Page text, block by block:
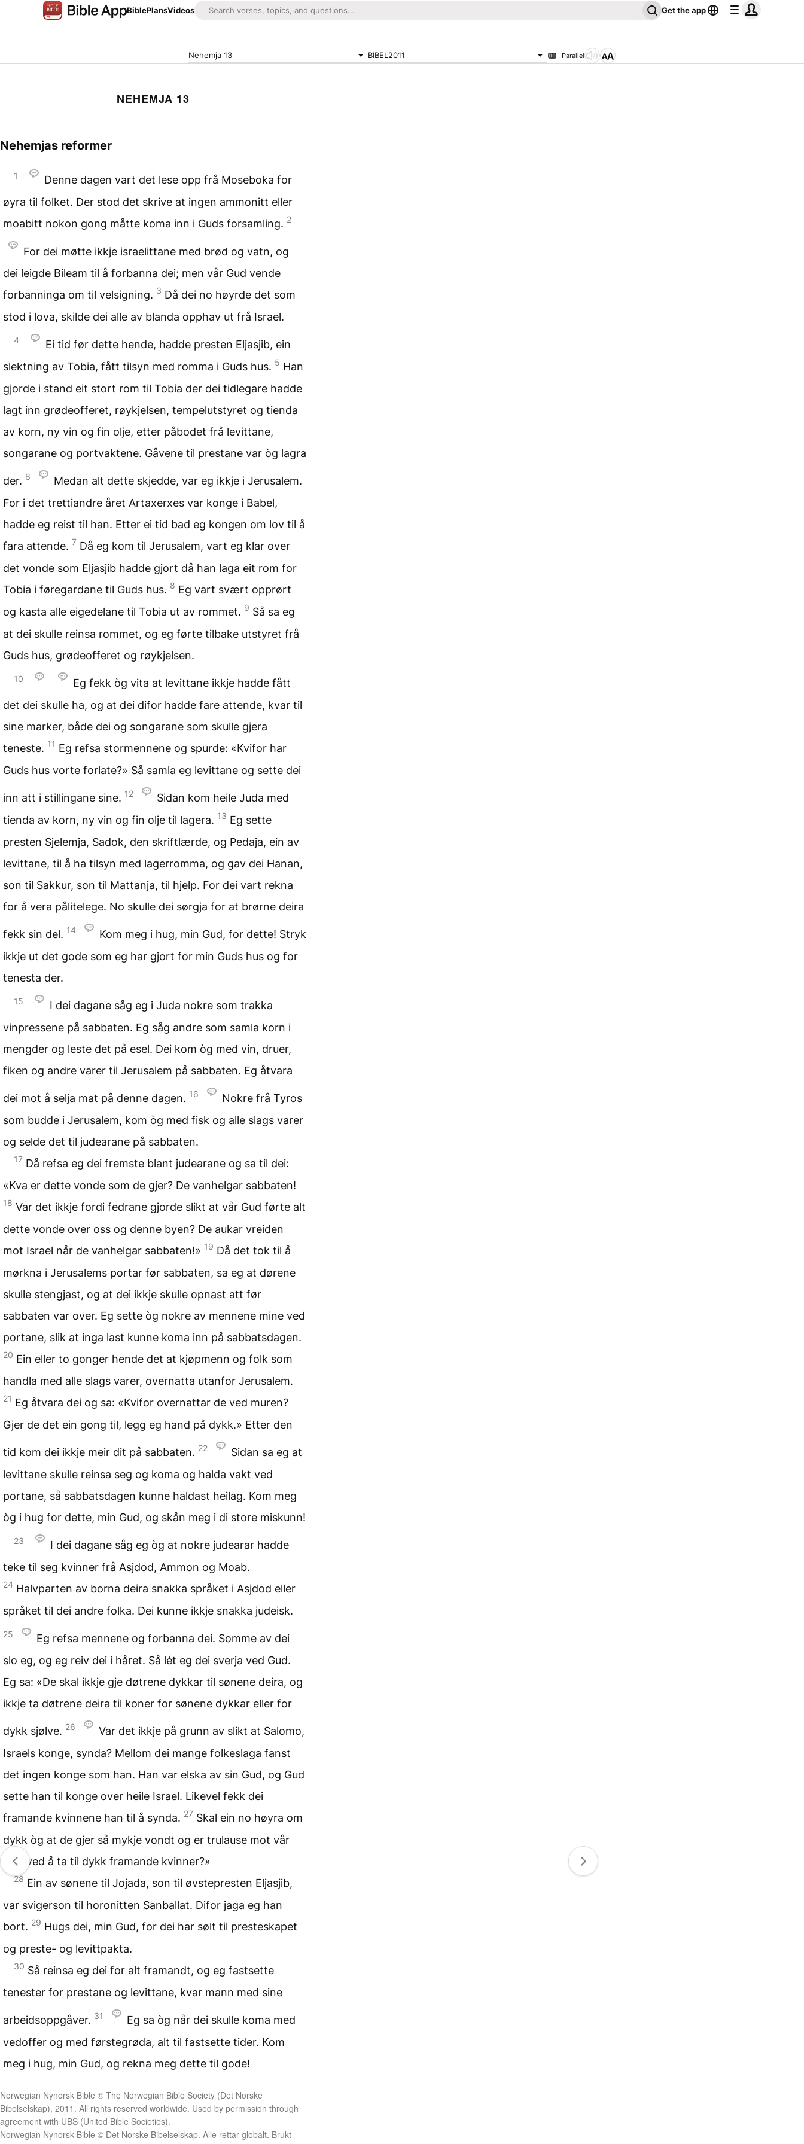
BiblePlansVideos Get the app
Nehemja 13 BIBEL2011 Parallel
NEHEMJA 13
Nehemjas reformer
1
Denne dagen vart det lese opp frå Moseboka for
øyra til folket. Der stod det skrive at ingen ammonitt eller
moabitt nokon gong måtte koma inn i Guds forsamling. 2
For dei møtte ikkje israelittane med brød og vatn, og
dei leigde Bileam til å forbanna dei; men vår Gud vende
forbanninga om til velsigning. 3 Då dei no høyrde det som
stod i lova, skilde dei alle av blanda opphav ut frå Israel.
4
Ei tid før dette hende, hadde presten Eljasjib, ein
slektning av Tobia, fått tilsyn med romma i Guds hus. 5 Han
gjorde i stand eit stort rom til Tobia der dei tidlegare hadde
lagt inn grødeofferet, røykjelsen, tempelutstyret og tienda
av korn, ny vin og fin olje, etter påbodet frå levittane,
songarane og portvaktene. Gåvene til prestane var òg lagra
der. 6
Medan alt dette skjedde, var eg ikkje i Jerusalem.
For i det trettiandre året Artaxerxes var konge i Babel,
hadde eg reist til han. Etter ei tid bad eg kongen om lov til å
fara attende. 7 Då eg kom til Jerusalem, vart eg klar over
det vonde som Eljasjib hadde gjort då han laga eit rom for
Tobia i føregardane til Guds hus. 8 Eg vart svært opprørt
og kasta alle eigedelane til Tobia ut av rommet. 9 Så sa eg
at dei skulle reinsa rommet, og eg førte tilbake utstyret frå
Guds hus, grødeofferet og røykjelsen.
10
Eg fekk òg vita at levittane ikkje hadde fått
det dei skulle ha, og at dei difor hadde fare attende, kvar til
sine marker, både dei og songarane som skulle gjera
teneste. 11 Eg refsa stormennene og spurde: «Kvifor har
Guds hus vorte forlate?» Så samla eg levittane og sette dei
inn att i stillingane sine. 12
Sidan kom heile Juda med
tienda av korn, ny vin og fin olje til lagera. 13 Eg sette
presten Sjelemja, Sadok, den skriftlærde, og Pedaja, ein av
levittane, til å ha tilsyn med lagerromma, og gav dei Hanan,
son til Sakkur, son til Mattanja, til hjelp. For dei vart rekna
for å vera pålitelege. No skulle dei sørgja for at brørne deira
fekk sin del. 14
Kom meg i hug, min Gud, for dette! Stryk
ikkje ut det gode som eg har gjort for min Guds hus og for
tenesta der.
15
I dei dagane såg eg i Juda nokre som trakka
vinpressene på sabbaten. Eg såg andre som samla korn i
mengder og leste det på esel. Dei kom òg med vin, druer,
fiken og andre varer til Jerusalem på sabbaten. Eg åtvara
dei mot å selja mat på denne dagen. 16
Nokre frå Tyros
som budde i Jerusalem, kom òg med fisk og alle slags varer
og selde det til judearane på sabbaten.
17 Då refsa eg dei fremste blant judearane og sa til dei:
«Kva er dette vonde som de gjer? De vanhelgar sabbaten!
18 Var det ikkje fordi fedrane gjorde slikt at vår Gud førte alt
dette vonde over oss og denne byen? De aukar vreiden
mot Israel når de vanhelgar sabbaten!» 19 Då det tok til å
mørkna i Jerusalems portar før sabbaten, sa eg at dørene
skulle stengjast, og at dei ikkje skulle opnast att før
sabbaten var over. Eg sette òg nokre av mennene mine ved
portane, slik at inga last kunne koma inn på sabbatsdagen.
20 Ein eller to gonger hende det at kjøpmenn og folk som
handla med alle slags varer, overnatta utanfor Jerusalem.
21 Eg åtvara dei og sa: «Kvifor overnattar de ved muren?
Gjer de det ein gong til, legg eg hand på dykk.» Etter den
tid kom dei ikkje meir dit på sabbaten. 22
Sidan sa eg at
levittane skulle reinsa seg og koma og halda vakt ved
portane, så sabbatsdagen kunne haldast heilag. Kom meg
òg i hug for dette, min Gud, og skån meg i di store miskunn!
23
I dei dagane såg eg òg at nokre judearar hadde
teke til seg kvinner frå Asjdod, Ammon og Moab.
24 Halvparten av borna deira snakka språket i Asjdod eller
språket til dei andre folka. Dei kunne ikkje snakka judeisk.
25
Eg refsa mennene og forbanna dei. Somme av dei
slo eg, og eg reiv dei i håret. Så lét eg dei sverja ved Gud.
Eg sa: «De skal ikkje gje døtrene dykkar til sønene deira, og
ikkje ta døtrene deira til koner for sønene dykkar eller for
dykk sjølve. 26
Var det ikkje på grunn av slikt at Salomo,
Israels konge, synda? Mellom dei mange folkeslaga fanst
det ingen konge som han. Han var elska av sin Gud, og Gud
sette han til konge over heile Israel. Likevel fekk dei
framande kvinnene han til å synda. 27 Skal ein no høyra om
dykk òg at de gjer så mykje vondt og er trulause mot vår
Gud ved å ta til dykk framande kvinner?»
28 Ein av sønene til Jojada, son til øvstepresten Eljasjib,
var svigerson til horonitten Sanballat. Difor jaga eg han
bort. 29 Hugs dei, min Gud, for dei har sølt til presteskapet
og preste- og levittpakta.
30 Så reinsa eg dei for alt framandt, og eg fastsette
tenester for prestane og levittane, kvar mann med sine
arbeidsoppgåver. 31
Eg sa òg når dei skulle koma med
vedoffer og med førstegrøda, alt til fastsette tider. Kom
meg i hug, min Gud, og rekna meg dette til gode!
Norwegian Nynorsk Bible © The Norwegian Bible Society (Det Norske
Bibelselskap), 2011. All rights reserved worldwide. Used by permission through
agreement with UBS (United Bible Societies).
Norwegian Nynorsk Bible © Det Norske Bibelselskap. Alle rettar globalt. Brukt